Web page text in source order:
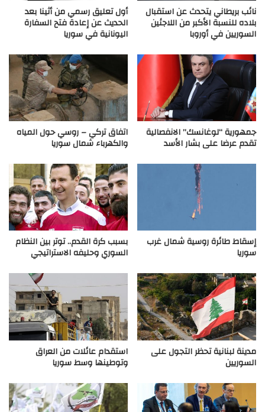
نائب بريطاني يتحدث عن استقبال
بلاده للنسبة الأكبر من اللاجئين
السوريين في أوروبا
أول تعليق رسمي من أثينا بعد
الحديث عن إعادة فتح السفارة
اليونانية في سوريا
جمهورية “لوغانسك” الانفصالية
تقدم عرضا على بشار الأسد
اتفاق تركي – روسي حول المياه
والكهرباء شمال سوريا
إسقاط طائرة روسية شمال غرب
سوريا
بسبب كرة القدم.. توتر بين النظام
السوري وحليفه الاستراتيجي
مدينة لبنانية تحظر التجول على
السوريين
استقدام عائلات من العراق
وتوطينها وسط سوريا